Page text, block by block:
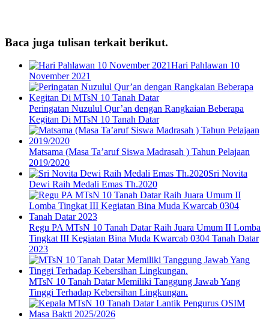
Baca juga tulisan terkait berikut.
Hari Pahlawan 10
November 2021
Peringatan Nuzulul Qur’an dengan Rangkaian Beberapa
Kegitan Di MTsN 10 Tanah Datar
Matsama (Masa Ta’aruf Siswa Madrasah ) Tahun Pelajaan
2019/2020
Sri Novita
Dewi Raih Medali Emas Th.2020
Regu PA MTsN 10 Tanah Datar Raih Juara Umum II Lomba
Tingkat III Kegiatan Bina Muda Kwarcab 0304 Tanah Datar
2023
MTsN 10 Tanah Datar Memiliki Tanggung Jawab Yang
Tinggi Terhadap Kebersihan Lingkungan.